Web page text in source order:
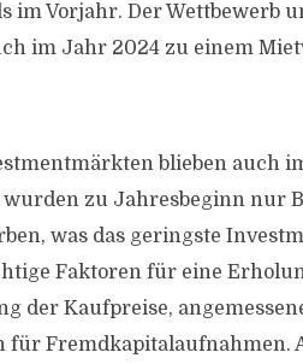
im Vorjahr. Der Wettbewerb
im Jahr 2024 zu einem
blieben auch
zu Jahresbeginn nur
was das geringste
Faktoren für eine
der Kaufpreise,
für Fremdkapitalaufnahmen.